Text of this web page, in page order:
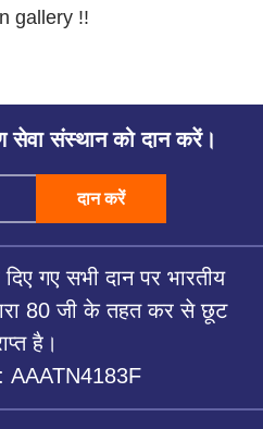
gallery !!
सेवा संस्थान को दान करें।
दान करें
गए सभी दान पर भारतीय
80 जी के तहत कर से छूट
है।
AAATN4183F